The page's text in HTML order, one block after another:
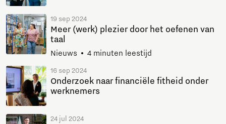
19 sep 2024
Meer (werk) plezier door het oefenen van
taal
Nieuws 4 minuten leestijd
16 sep 2024
Onderzoek naar financiële fitheid onder
werknemers
24 jul 2024